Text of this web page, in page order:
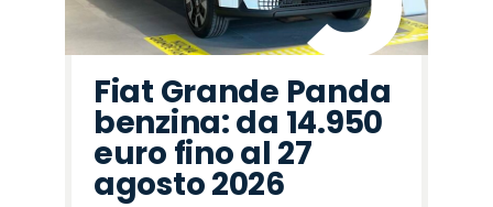
Fiat Grande Panda
benzina: da 14.950
euro fino al 27
agosto 2026